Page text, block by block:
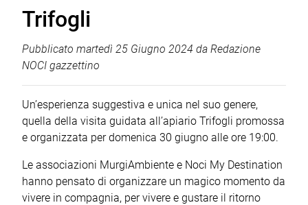
Trifogli
Pubblicato martedì 25 Giugno 2024 da Redazione
NOCI gazzettino
Un’esperienza suggestiva e unica nel suo genere,
quella della visita guidata all’apiario Trifogli promossa
e organizzata per domenica 30 giugno alle ore 19:00.
Le associazioni MurgiAmbiente e Noci My Destination
hanno pensato di organizzare un magico momento da
vivere in compagnia, per vivere e gustare il ritorno